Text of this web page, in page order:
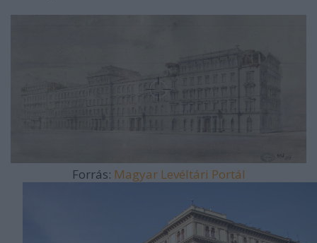
Forrás: Magyar Levéltári Portál